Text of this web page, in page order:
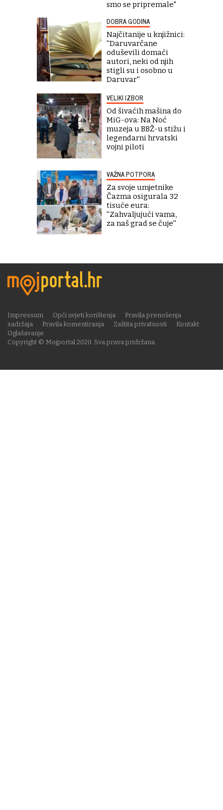
smo se pripremale"
DOBRA GODINA
Najčitanije u knjižnici:
''Daruvarčane
oduševili domaći
autori, neki od njih
stigli su i osobno u
Daruvar''
VELIKI IZBOR
Od šivaćih mašina do
MiG-ova: Na Noć
muzeja u BBŽ-u stižu i
legendarni hrvatski
vojni piloti
VAŽNA POTPORA
Za svoje umjetnike
Čazma osigurala 32
tisuće eura:
''Zahvaljujući vama,
za naš grad se čuje''
Copyright © Mojportal 2020. Sva prava pridržana.
Impressum Opći uvjeti korištenja
Pravila prenošenja
sadržaja
Pravila komentiranja Zaštita privatnosti
Kontakt
Oglašavanje